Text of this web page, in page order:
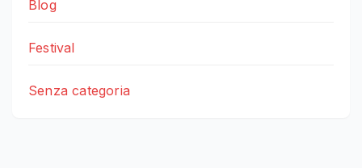
Blog
Festival
Senza categoria